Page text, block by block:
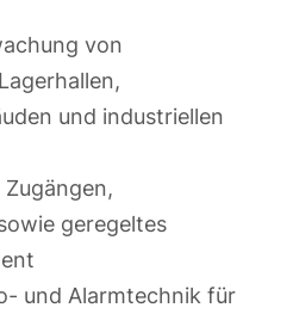
von
und industriellen
geregeltes
und Alarmtechnik für